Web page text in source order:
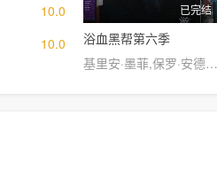
10.0
10.0
已完结
浴血黑帮第六季
基里安·墨菲,保罗·安德森,汤姆·哈迪,苏菲·兰朵,安雅·泰勒-乔伊,芬恩·科尔,山姆·克拉弗林,娜塔莎·奥基弗,安珀·安德森,卡勒姆·布斯-福特